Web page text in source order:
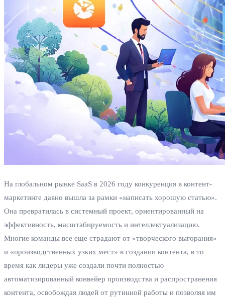
На глобальном рынке SaaS в 2026 году конкуренция в контент-
маркетинге давно вышла за рамки «написать хорошую статью».
Она превратилась в системный проект, ориентированный на
эффективность, масштабируемость и интеллектуализацию.
Многие команды все еще страдают от «творческого выгорания»
и «производственных узких мест» в создании контента, в то
время как лидеры уже создали почти полностью
автоматизированный конвейер производства и распространения
контента, освобождая людей от рутинной работы и позволяя им